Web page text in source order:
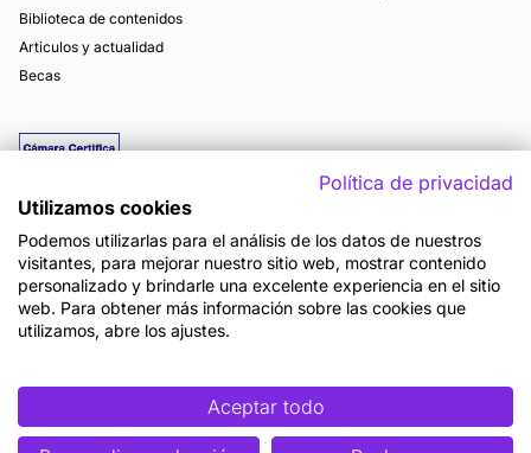
Biblioteca de contenidos
Articulos y actualidad
Becas
Mapa del sitio
Términos y Condiciones de Uso
Accesibilidad
Cookies
Política de privacidad
Utilizamos cookies
Podemos utilizarlas para el análisis de los datos de nuestros
visitantes, para mejorar nuestro sitio web, mostrar contenido
personalizado y brindarle una excelente experiencia en el sitio
web. Para obtener más información sobre las cookies que
utilizamos, abre los ajustes.
Aceptar todo